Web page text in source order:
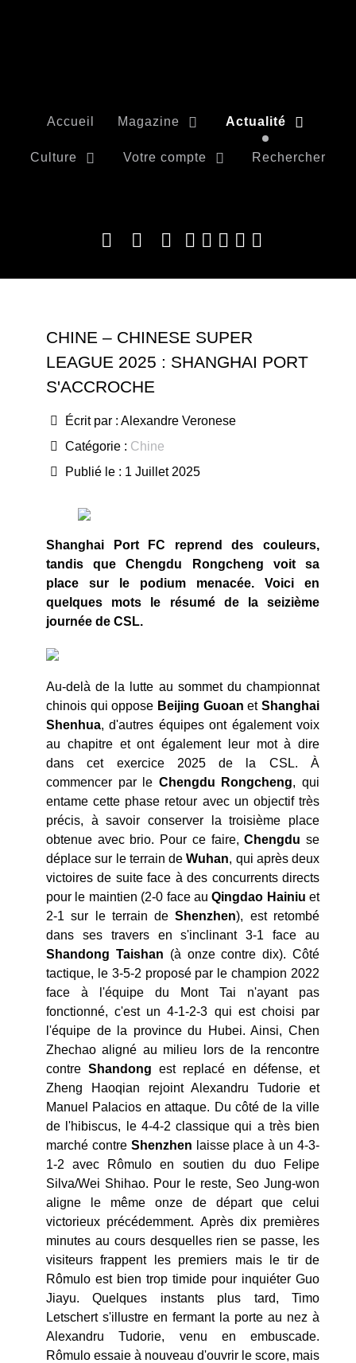
Accueil Magazine Actualité
Culture Votre compte Rechercher
CHINE – CHINESE SUPER
LEAGUE 2025 : SHANGHAI PORT
S'ACCROCHE
Écrit par : Alexandre Veronese
Catégorie : Chine
Publié le : 1 Juillet 2025
Shanghai Port FC reprend des couleurs,
tandis que Chengdu Rongcheng voit sa
place sur le podium menacée. Voici en
quelques mots le résumé de la seizième
journée de CSL.
Au-delà de la lutte au sommet du championnat
chinois qui oppose Beijing GuoanetShanghai
Shenhua, d'autres équipes ont également voix
au chapitre et ont également leur mot à dire
dans cet exercice 2025 de la CSL. À
commencer par le Chengdu Rongcheng, qui
entame cette phase retour avec un objectif très
précis, à savoir conserver la troisième place
obtenue avec brio. Pour ce faire,Chengdu se
déplace sur le terrain deWuhan, qui après deux
victoires de suite face à des concurrents directs
pour le maintien (2-0 face auQingdao Hainiu et
2-1 sur le terrain deShenzhen), est retombé
dans ses travers en s'inclinant 3-1 face au
Shandong Taishan (à onze contre dix). Côté
tactique, le 3-5-2 proposé par le champion 2022
face à l'équipe du Mont Tai n'ayant pas
fonctionné, c'est un 4-1-2-3 qui est choisi par
l'équipe de la province du Hubei. Ainsi, Chen
Zhechao aligné au milieu lors de la rencontre
contre Shandong est replacé en défense, et
Zheng Haoqian rejoint Alexandru Tudorie et
Manuel Palacios en attaque. Du côté de la ville
de l'hibiscus, le 4-4-2 classique qui a très bien
marché contre Shenzhen laisse place à un 4-3-
1-2 avec Rômulo en soutien du duo Felipe
Silva/Wei Shihao. Pour le reste, Seo Jung-won
aligne le même onze de départ que celui
victorieux précédemment. Après dix premières
minutes au cours desquelles rien se passe, les
visiteurs frappent les premiers mais le tir de
Rômulo est bien trop timide pour inquiéter Guo
Jiayu. Quelques instants plus tard, Timo
Letschert s'illustre en fermant la porte au nez à
Alexandru Tudorie, venu en embuscade.
Rômulo essaie à nouveau d'ouvrir le score, mais